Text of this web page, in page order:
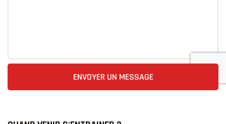
ENVOYER UN MESSAGE